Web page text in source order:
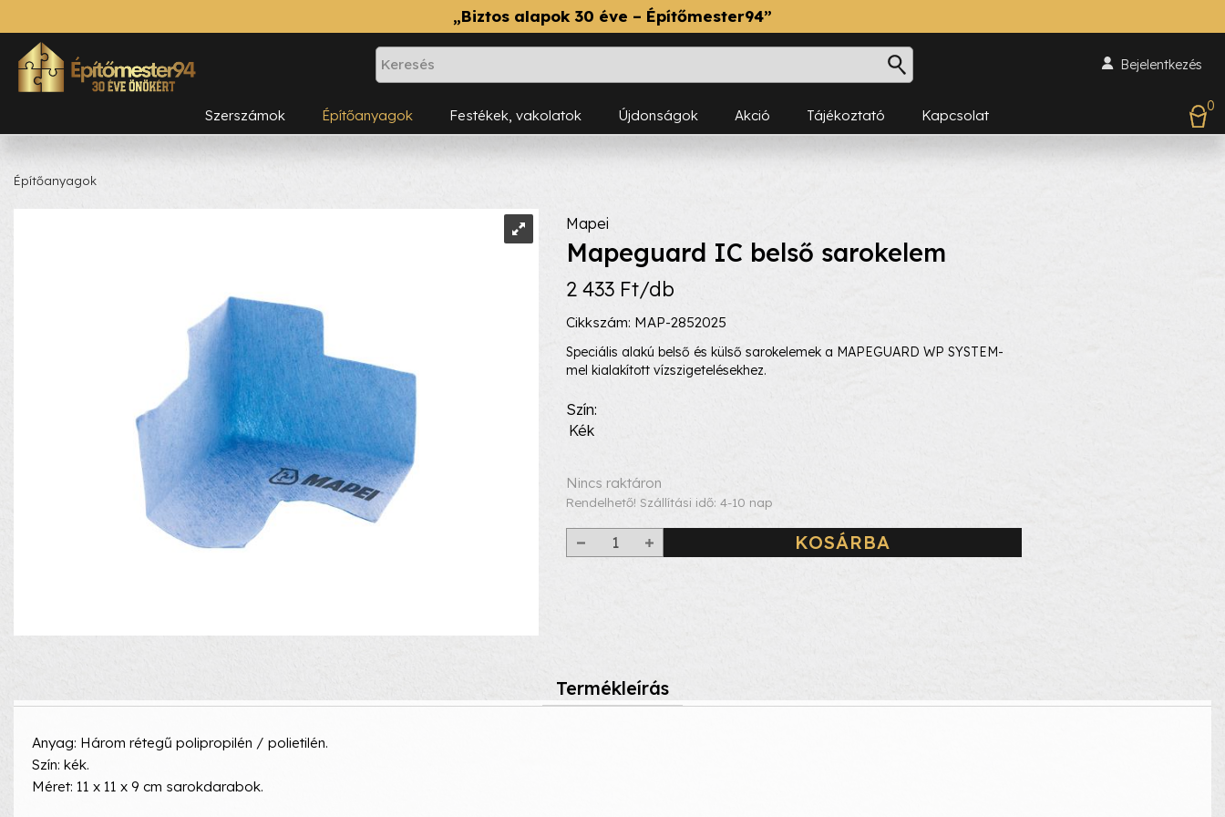
„Biztos alapok 30 éve – Építőmester94”
Bejelentkezés
Szerszámok Építőanyagok Festékek, vakolatok Újdonságok Akció Tájékoztató Kapcsolat
0
Építőanyagok
Mapei
Mapeguard IC belső sarokelem
2 433 Ft/db
Cikkszám: MAP-2852025
Speciális alakú belső és külső sarokelemek a MAPEGUARD WP SYSTEM-
mel kialakított vízszigetelésekhez.
Szín
Kék
Nincs raktáron
Rendelhető! Szállítási idő: 4-10 nap
KOSÁRBA
Termékleírás
Anyag: Három rétegű polipropilén / polietilén.
Szín: kék.
Méret: 11 x 11 x 9 cm sarokdarabok.